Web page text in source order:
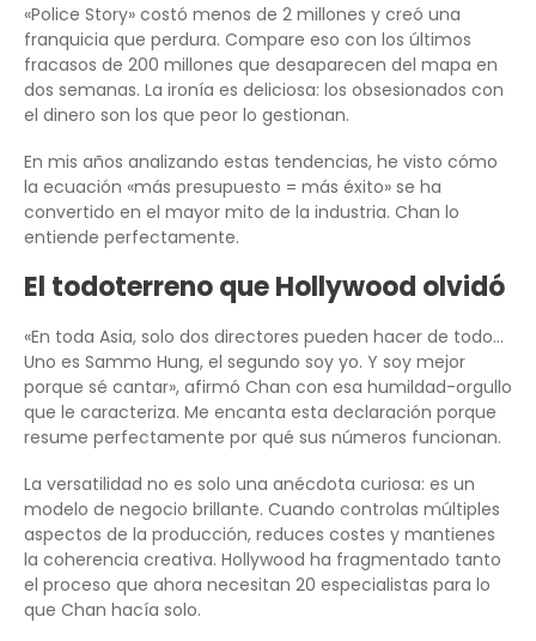
«Police Story» costó menos de 2 millones y creó una
franquicia que perdura. Compare eso con los últimos
fracasos de 200 millones que desaparecen del mapa en
dos semanas. La ironía es deliciosa: los obsesionados con
el dinero son los que peor lo gestionan.
En mis años analizando estas tendencias, he visto cómo
la ecuación «más presupuesto = más éxito» se ha
convertido en el mayor mito de la industria. Chan lo
entiende perfectamente.
El todoterreno que Hollywood olvidó
«En toda Asia, solo dos directores pueden hacer de todo…
Uno es Sammo Hung, el segundo soy yo. Y soy mejor
porque sé cantar», afirmó Chan con esa humildad-orgullo
que le caracteriza. Me encanta esta declaración porque
resume perfectamente por qué sus números funcionan.
La versatilidad no es solo una anécdota curiosa: es un
modelo de negocio brillante. Cuando controlas múltiples
aspectos de la producción, reduces costes y mantienes
la coherencia creativa. Hollywood ha fragmentado tanto
el proceso que ahora necesitan 20 especialistas para lo
que Chan hacía solo.